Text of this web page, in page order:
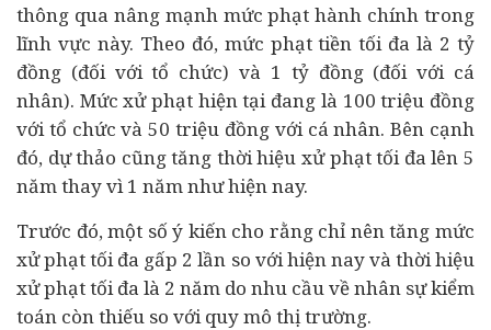
thông qua nâng mạnh mức phạt hành chính trong
lĩnh vực này. Theo đó, mức phạt tiền tối đa là 2 tỷ
đồng (đối với tổ chức) và 1 tỷ đồng (đối với cá
nhân). Mức xử phạt hiện tại đang là 100 triệu đồng
với tổ chức và 50 triệu đồng với cá nhân. Bên cạnh
đó, dự thảo cũng tăng thời hiệu xử phạt tối đa lên 5
năm thay vì 1 năm như hiện nay.
Trước đó, một số ý kiến cho rằng chỉ nên tăng mức
xử phạt tối đa gấp 2 lần so với hiện nay và thời hiệu
xử phạt tối đa là 2 năm do nhu cầu về nhân sự kiểm
toán còn thiếu so với quy mô thị trường.